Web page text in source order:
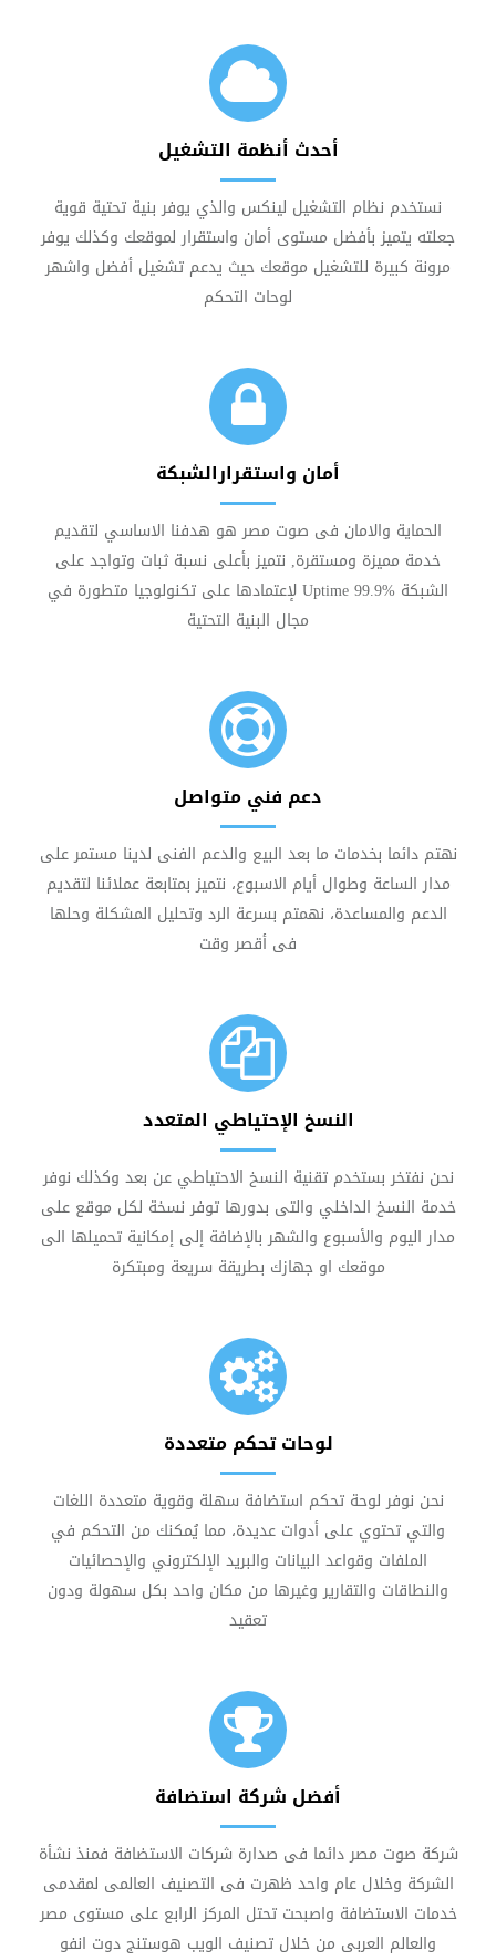
أحدث أنظمة التشغيل
نستخدم نظام التشغيل لينكس والذي يوفر بنية تحتية قوية
جعلته يتميز بأفضل مستوى أمان واستقرار لموقعك وكذلك يوفر
مرونة كبيرة للتشغيل موقعك حيث يدعم تشغيل أفضل واشهر
لوحات التحكم
أمان واستقرارالشبكة
الحماية والامان فى صوت مصر هو هدفنا الاساسي لتقديم
خدمة مميزة ومستقرة, نتميز بأعلى نسبة ثبات وتواجد على
الشبكة Uptime 99.9% لإعتمادها على تكنولوجيا متطورة في
مجال البنية التحتية
دعم فني متواصل
نهتم دائما بخدمات ما بعد البيع والدعم الفنى لدينا مستمر على
مدار الساعة وطوال أيام الاسبوع، نتميز بمتابعة عملائنا لتقديم
الدعم والمساعدة، نهمتم بسرعة الرد وتحليل المشكلة وحلها
فى أقصر وقت
النسخ الإحتياطي المتعدد
نحن نفتخر بستخدم تقنية النسخ الاحتياطي عن بعد وكذلك نوفر
خدمة النسخ الداخلي والتى بدورها توفر نسخة لكل موقع على
مدار اليوم والأسبوع والشهر بالإضافة إلى إمكانية تحميلها الى
موقعك او جهازك بطريقة سريعة ومبتكرة
لوحات تحكم متعددة
نحن نوفر لوحة تحكم استضافة سهلة وقوية متعددة اللغات
والتي تحتوي على أدوات عديدة، مما يُمكنك من التحكم في
الملفات وقواعد البيانات والبريد الإلكتروني والإحصائيات
والنطاقات والتقارير وغيرها من مكان واحد بكل سهولة ودون
تعقيد
أفضل شركة استضافة
شركة صوت مصر دائما فى صدارة شركات الاستضافة فمنذ نشأة
الشركة وخلال عام واحد ظهرت فى التصنيف العالمى لمقدمى
خدمات الاستضافة واصبحت تحتل المركز الرابع على مستوى مصر
والعالم العربى من خلال تصنيف الويب هوستنج دوت انفو